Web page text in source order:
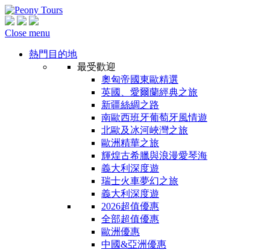
Close menu
熱門目的地
最受歡迎
奧匈帝國東歐精選
英國、愛爾蘭經典之旅
新疆絲綢之路
南歐西班牙葡萄牙風情遊
北歐及冰河峽灣之旅
歐洲精華之旅
輝煌古希臘與浪漫愛琴海
義大利深度遊
瑞士火車夢幻之旅
義大利深度遊
2026超值優惠
全部超值優惠
歐洲優惠
中國&亞洲優惠